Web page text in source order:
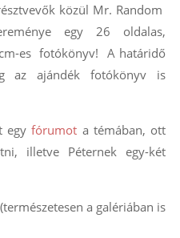
közül Mr. Random
egy 26 oldalas,
es fotókönyv! A határidő
az ajándék fotókönyv is
egyfórumot a témában, ott
illetve Péternek egy-két
a galériában is